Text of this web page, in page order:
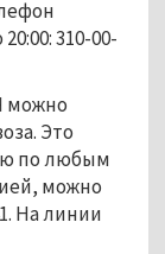
310-00-
можно
Это
по любым
можно
На линии